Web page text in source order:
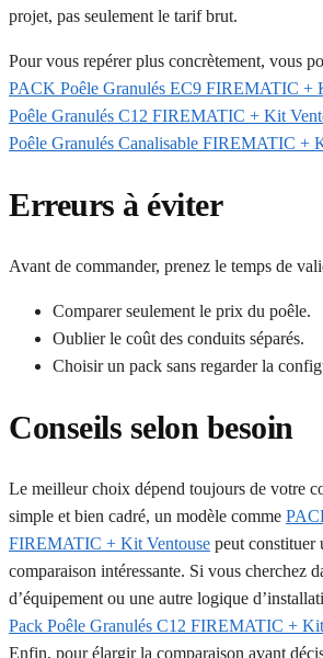
projet, pas seulement le tarif brut.
Pour vous repérer plus concrètement, vous
PACK Poêle Granulés EC9 FIREMATIC +
Poêle Granulés C12 FIREMATIC + Kit
Poêle Granulés Canalisable FIREMATIC +
Erreurs à éviter
Avant de commander, prenez le temps de
Comparer seulement le prix du poêle.
Oublier le coût des conduits séparés.
Choisir un pack sans regarder la
Conseils selon besoin
Le meilleur choix dépend toujours de votre
simple et bien cadré, un modèle comme
FIREMATIC + Kit Ventouse peut constituer
comparaison intéressante. Si vous cherchez
d’équipement ou une autre logique
Pack Poêle Granulés C12 FIREMATIC +
Enfin, pour élargir la comparaison avant